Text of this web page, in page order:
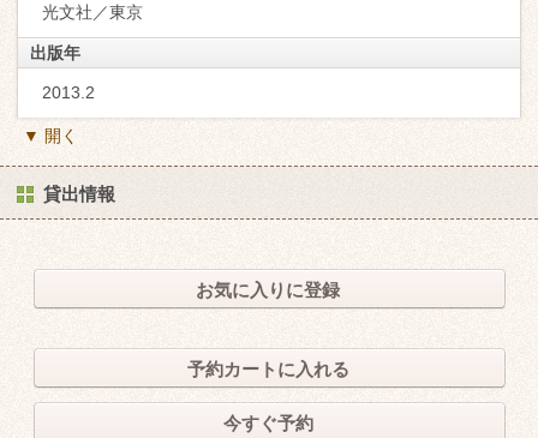
光文社／東京
出版年
2013.2
▼ 開く
貸出情報
お気に入りに登録
予約カートに入れる
今すぐ予約